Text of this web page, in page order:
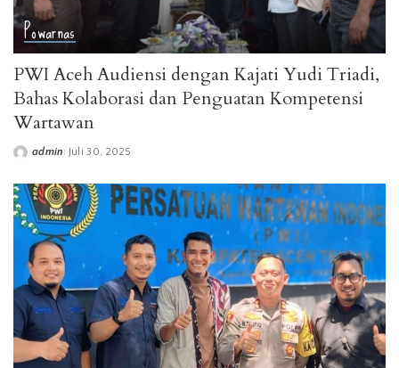
Powarnas
PWI Aceh Audiensi dengan Kajati Yudi Triadi,
Bahas Kolaborasi dan Penguatan Kompetensi
Wartawan
Posted
admin Juli 30, 2025